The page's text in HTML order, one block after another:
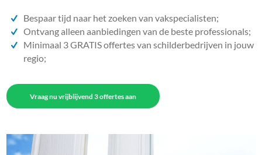
Bespaar tijd naar het zoeken van vakspecialisten;
Ontvang alleen aanbiedingen van de beste professionals;
Minimaal 3 GRATIS offertes van schilderbedrijven in jouw
regio;
Vraag nu vrijblijvend 3 offertes aan